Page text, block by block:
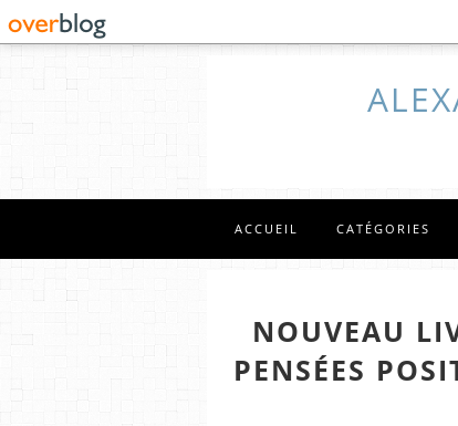
ACCUEIL CATÉGORIES
NOUVEAU
PENSÉES